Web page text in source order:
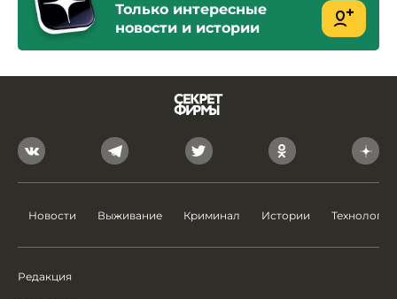
Только интересные
новости и истории
Новости Выживание Криминал Истории Технологии
Редакция